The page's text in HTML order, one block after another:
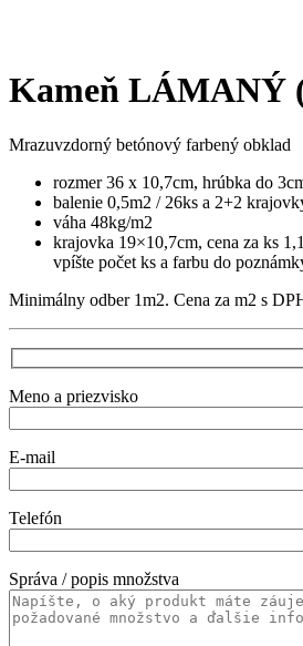
Kameň LÁMANÝ
Mrazuvzdorný betónový farbený obklad
rozmer 36 x 10,7cm, hrúbka do
balenie 0,5m2 / 26ks a 2+2
váha 48kg/m2
krajovka 19×10,7cm, cena za ks
vpíšte počet ks a farbu do
Minimálny odber 1m2. Cena za m2 s
Meno a priezvisko
E-mail
Telefón
Správa / popis množstva